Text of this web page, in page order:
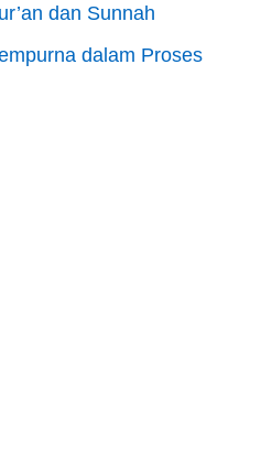
dan Sunnah
dalam Proses